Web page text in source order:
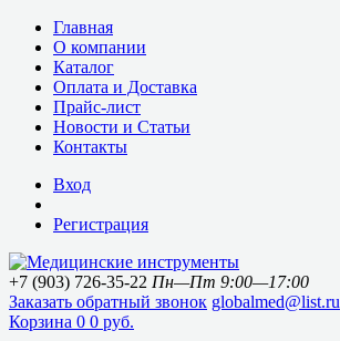
Главная
О компании
Каталог
Оплата и Доставка
Прайс-лист
Новости и Статьи
Контакты
Вход
Регистрация
+7 (903) 726-35-22 Пн—Пт 9:00—17:00
Заказать обратный звонок globalmed@list.ru
Корзина 0 0 руб.